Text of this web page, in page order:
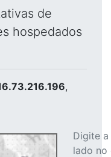
de
hospedados
,
Digite
lado no